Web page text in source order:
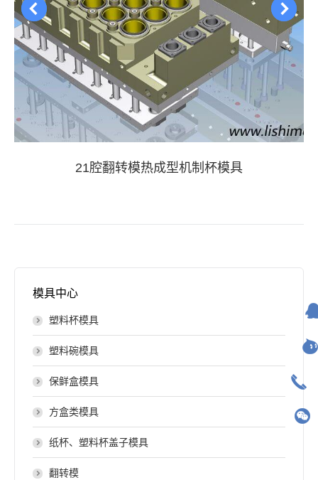
21腔翻转模热成型机制杯模具
模具中心
塑料杯模具
塑料碗模具
保鲜盒模具
方盒类模具
纸杯、塑料杯盖子模具
翻转模